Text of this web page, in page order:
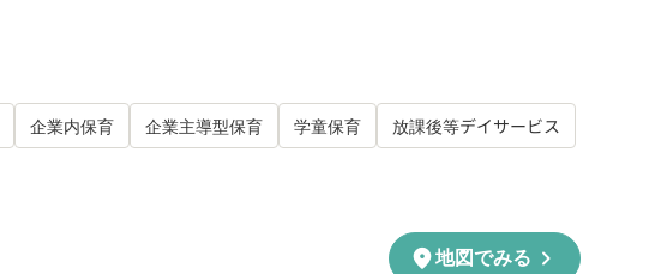
企業内保育 企業主導型保育 学童保育
放課後等デイサービス
location_on地図でみる chevron_right